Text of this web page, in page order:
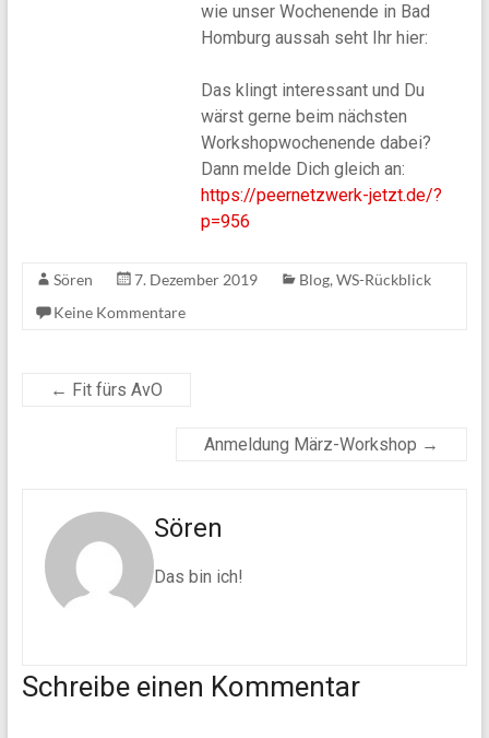
wie unser Wochenende in Bad
Homburg aussah seht Ihr hier:
Das klingt interessant und Du
wärst gerne beim nächsten
Workshopwochenende dabei?
Dann melde Dich gleich an:
https://peernetzwerk-jetzt.de/?
p=956
Sören 7. Dezember 2019 Blog, WS-Rückblick
Keine Kommentare
← Fit fürs AvO
Anmeldung März-Workshop →
Sören
Das bin ich!
Schreibe einen Kommentar